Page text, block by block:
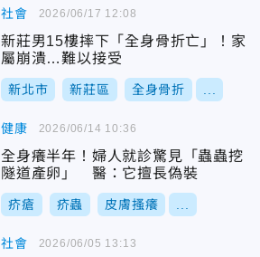
社會
新莊男15樓摔下「全身骨折亡」！家
屬崩潰…難以接受
新北市 新莊區 全身骨折
2026/06/17 12:08
健康
全身癢半年！婦人就診驚見「蟲蟲挖
隧道產卵」 醫：它擅長偽裝
疥瘡 疥蟲 皮膚搔癢
2026/06/14 10:36
社會 2026/06/05 13:13